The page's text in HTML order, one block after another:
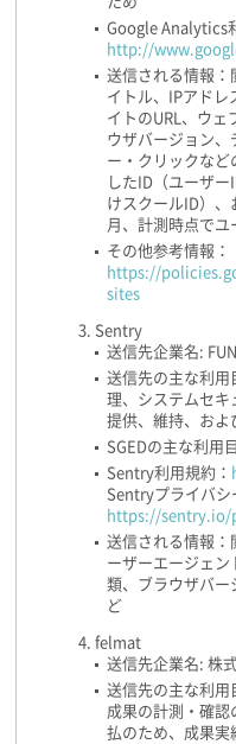
Google Analytics
http://
送信される情報：
イトル、IPアドレ
イトのURL、ウェ
ウザバージョン、
ー・クリックなど
したID（ユーザ
けスクールID）、
月、計測時点で
その他参考情報：
https://
sites
Sentry
送信先企業名:
送信先の主な利用
理、システムセキ
提供、維持、およ
SGEDの主な利用
Sentry利用規約：
Sentryプライバシ
https://sentry.io/
送信される情報：
ーザーエージェン
類、ブラウザバ
ど
felmat
送信先企業名: 株
送信先の主な利用
成果の計測・確認
払のため、成果実